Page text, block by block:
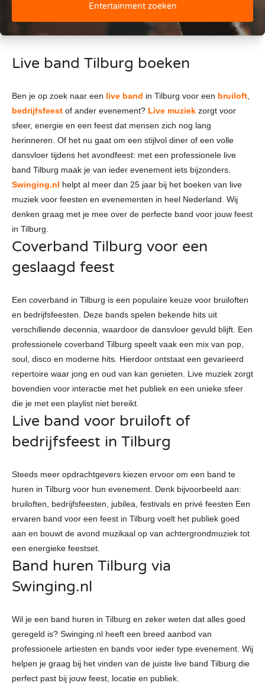
Live band Tilburg boeken
Ben je op zoek naar een live band in Tilburg voor een bruiloft
bedrijfsfeest of ander evenement? Live muziek zorgt voor
sfeer, energie en een feest dat mensen zich nog lang
herinneren. Of het nu gaat om een stijlvol diner of een volle
dansvloer tijdens het avondfeest: met een professionele live
band Tilburg maak je van ieder evenement iets bijzonders.
Swinging.nl helpt al meer dan 25 jaar bij het boeken van live
muziek voor feesten en evenementen in heel Nederland. Wij
denken graag met je mee over de perfecte band voor jouw feest
in Tilburg.
Coverband Tilburg voor een
geslaagd feest
Een coverband in Tilburg is een populaire keuze voor bruiloften
en bedrijfsfeesten. Deze bands spelen bekende hits uit
verschillende decennia, waardoor de dansvloer gevuld blijft. Een
professionele coverband Tilburg speelt vaak een mix van pop,
soul, disco en moderne hits. Hierdoor ontstaat een gevarieerd
repertoire waar jong en oud van kan genieten. Live muziek zorgt
bovendien voor interactie met het publiek en een unieke sfeer
die je met een playlist niet bereikt.
Live band voor bruiloft of
bedrijfsfeest in Tilburg
Steeds meer opdrachtgevers kiezen ervoor om een band te
huren in Tilburg voor hun evenement. Denk bijvoorbeeld aan:
bruiloften, bedrijfsfeesten, jubilea, festivals en privé feesten Een
ervaren band voor een feest in Tilburg voelt het publiek goed
aan en bouwt de avond muzikaal op van achtergrondmuziek tot
een energieke feestset.
Band huren Tilburg via
Swinging.nl
Wil je een band huren in Tilburg en zeker weten dat alles goed
geregeld is? Swinging.nl heeft een breed aanbod van
professionele artiesten en bands voor ieder type evenement. Wij
helpen je graag bij het vinden van de juiste live band Tilburg die
perfect past bij jouw feest, locatie en publiek.
Entertainment zoeken